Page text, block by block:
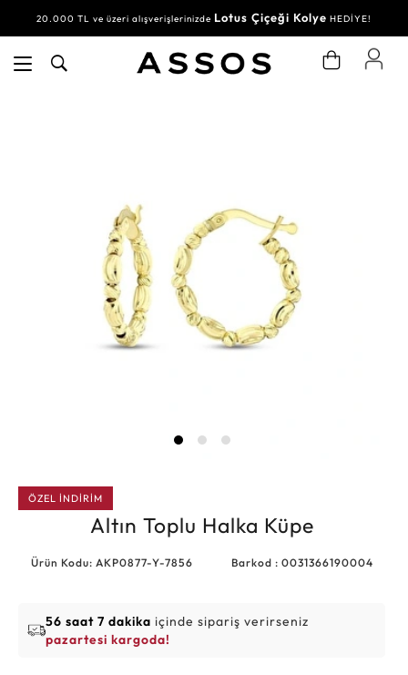
20.000 TL ve üzeri alışverişlerinizde Lotus Çiçeği Kolye HEDİYE!
ÖZEL İNDİRİM
Altın Toplu Halka Küpe
Ürün Kodu: AKP0877-Y-7856 Barkod : 0031366190004
56 saat 7 dakika içinde sipariş verirseniz
pazartesi kargoda!